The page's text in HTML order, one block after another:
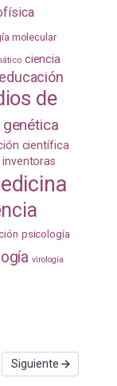
Siguiente
molecular
ciencia
educación
de
genética
científica
inventoras
psicología
virología